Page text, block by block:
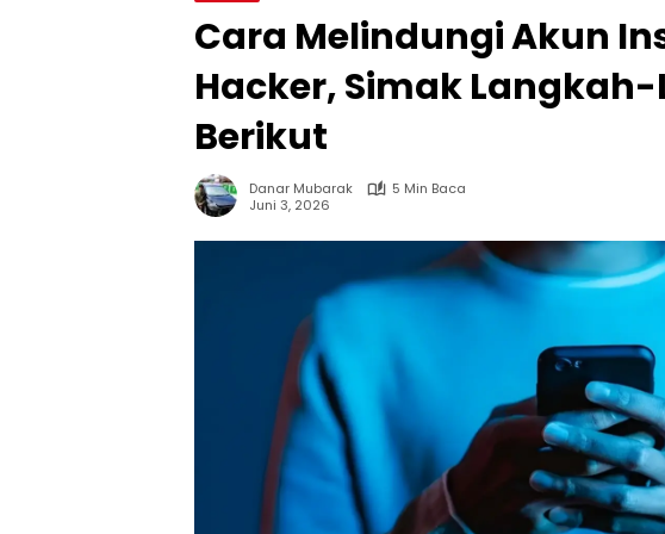
Cara Melindungi Akun
Hacker, Simak
Berikut
Danar Mubarak
5 Min Baca
Juni 3, 2026